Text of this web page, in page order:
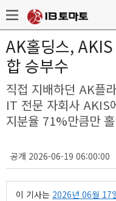
AK홀딩스,
합 승부수
직접 지배하던 AK플
IT 전문 자회사
지분율 71%만큼만
공개 2026-06-19 06:00:00
이 기사는 2026년 06월 17